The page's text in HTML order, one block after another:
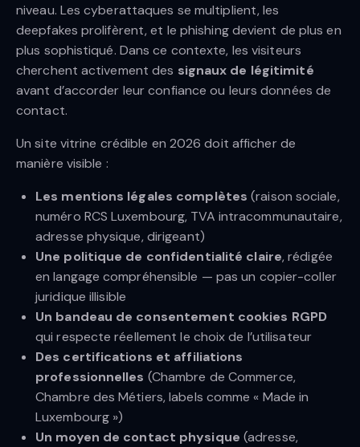
niveau. Les cyberattaques se multiplient, les
deepfakes prolifèrent, et le phishing devient de plus en
plus sophistiqué. Dans ce contexte, les visiteurs
cherchent activement des signaux de légitimité
avant d’accorder leur confiance ou leurs données de
contact.
Un site vitrine crédible en 2026 doit afficher de
manière visible :
Les mentions légales complètes (raison sociale,
numéro RCS Luxembourg, TVA intracommunautaire,
adresse physique, dirigeant)
Une politique de confidentialité claire, rédigée
en langage compréhensible — pas un copier-coller
juridique illisible
Un bandeau de consentement cookies RGPD
qui respecte réellement le choix de l’utilisateur
Des certifications et affiliations
professionnelles (Chambre de Commerce,
Chambre des Métiers, labels comme « Made in
Luxembourg »)
Un moyen de contact physique (adresse,